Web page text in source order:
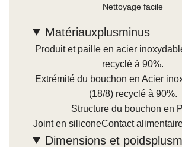
Nettoyage facile
Matériauxplusminus
Produit et paille en acier
recyclé à 90%.
Extrémité du bouchon en Acier
(18/8) recyclé à 90%.
Structure du bouchon en
Joint en siliconeContact
Dimensions et poidsplus